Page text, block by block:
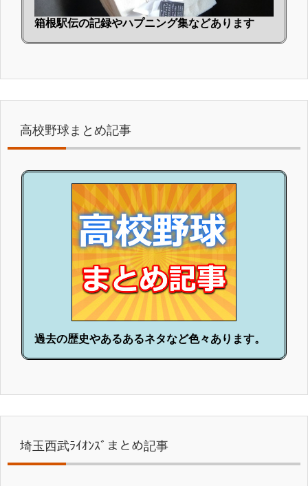
箱根駅伝の記録やハプニング集などあります
高校野球まとめ記事
過去の歴史やあるあるネタなど色々あります。
埼玉西武ﾗｲｵﾝｽﾞまとめ記事